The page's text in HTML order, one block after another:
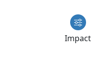
Impact